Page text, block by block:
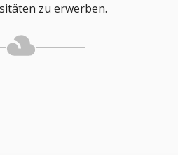
zu erwerben.